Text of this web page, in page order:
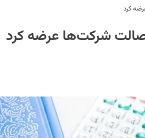
کرد
شرکت‌ها عرضه کرد